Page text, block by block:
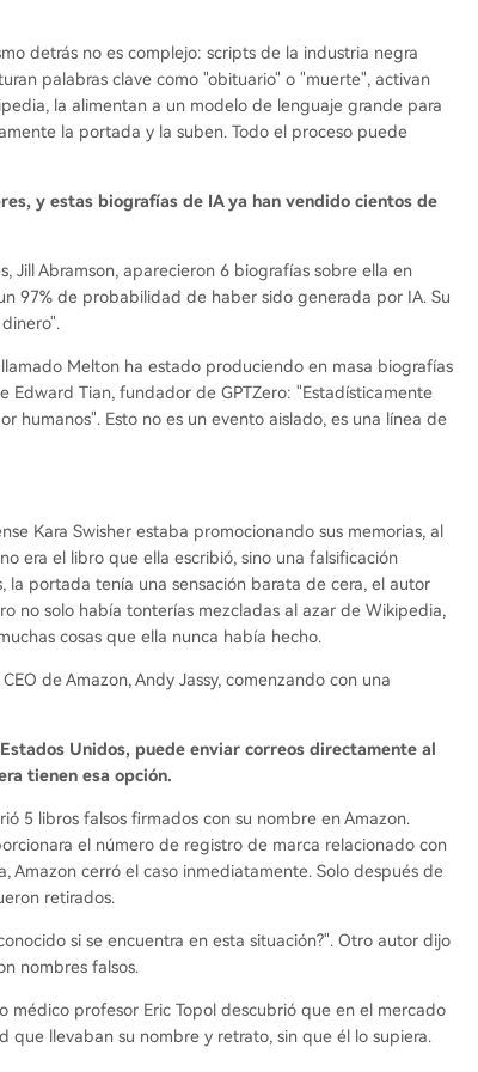
detrás no es complejo: scripts de la industria negra
palabras clave como "obituario" o "muerte", activan
la alimentan a un modelo de lenguaje grande para
la portada y la suben. Todo el proceso puede
y estas biografías de IA ya han vendido cientos de
Jill Abramson, aparecieron 6 biografías sobre ella en
97% de probabilidad de haber sido generada por IA. Su
Melton ha estado produciendo en masa biografías
Edward Tian, fundador de GPTZero: "Estadísticamente
humanos". Esto no es un evento aislado, es una línea de
Kara Swisher estaba promocionando sus memorias, al
era el libro que ella escribió, sino una falsificación
la portada tenía una sensación barata de cera, el autor
no solo había tonterías mezcladas al azar de Wikipedia,
cosas que ella nunca había hecho.
de Amazon, Andy Jassy, comenzando con una
Unidos, puede enviar correos directamente al
tienen esa opción.
5 libros falsos firmados con su nombre en Amazon.
el número de registro de marca relacionado con
Amazon cerró el caso inmediatamente. Solo después de
retirados.
si se encuentra en esta situación?". Otro autor dijo
nombres falsos.
médico profesor Eric Topol descubrió que en el mercado
llevaban su nombre y retrato, sin que él lo supiera.